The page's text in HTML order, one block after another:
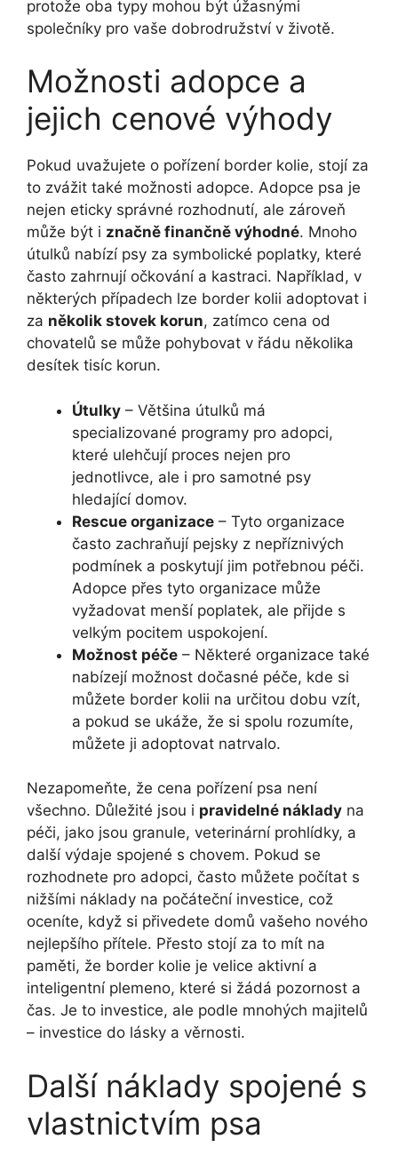
protože oba typy mohou být úžasnými
společníky pro vaše dobrodružství v životě.
Možnosti adopce a
jejich cenové výhody
Pokud uvažujete o pořízení border kolie, stojí za
to zvážit také možnosti adopce. Adopce psa je
nejen eticky správné rozhodnutí, ale zároveň
může být i značně finančně výhodné. Mnoho
útulků nabízí psy za symbolické poplatky, které
často zahrnují očkování a kastraci. Například, v
některých případech lze border kolii adoptovat i
za několik stovek korun, zatímco cena od
chovatelů se může pohybovat v řádu několika
desítek tisíc korun.
Útulky – Většina útulků má
specializované programy pro adopci,
které ulehčují proces nejen pro
jednotlivce, ale i pro samotné psy
hledající domov.
Rescue organizace – Tyto organizace
často zachraňují pejsky z nepříznivých
podmínek a poskytují jim potřebnou péči.
Adopce přes tyto organizace může
vyžadovat menší poplatek, ale přijde s
velkým pocitem uspokojení.
Možnost péče – Některé organizace také
nabízejí možnost dočasné péče, kde si
můžete border kolii na určitou dobu vzít,
a pokud se ukáže, že si spolu rozumíte,
můžete ji adoptovat natrvalo.
Nezapomeňte, že cena pořízení psa není
všechno. Důležité jsou i pravidelné náklady na
péči, jako jsou granule, veterinární prohlídky, a
další výdaje spojené s chovem. Pokud se
rozhodnete pro adopci, často můžete počítat s
nižšími náklady na počáteční investice, což
oceníte, když si přivedete domů vašeho nového
nejlepšího přítele. Přesto stojí za to mít na
paměti, že border kolie je velice aktivní a
inteligentní plemeno, které si žádá pozornost a
čas. Je to investice, ale podle mnohých majitelů
– investice do lásky a věrnosti.
Další náklady spojené s
vlastnictvím psa